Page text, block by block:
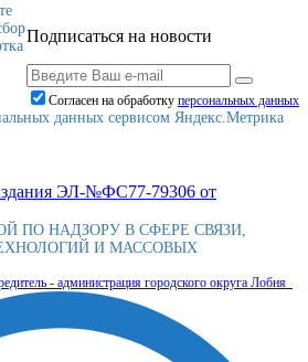
Подписаться на новости
Согласен на обработку персональныx данных
данных сервисом Яндекс.Метрика
ЭЛ-№ФС77-79306 от
ПО НАДЗОРУ В СФЕРЕ СВЯЗИ,
И МАССОВЫХ
- администрация городского округа Лобня